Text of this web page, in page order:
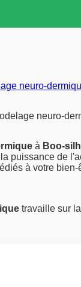
neuro-
neuro-
à Boo-
puissance de
à votre
travaille sur